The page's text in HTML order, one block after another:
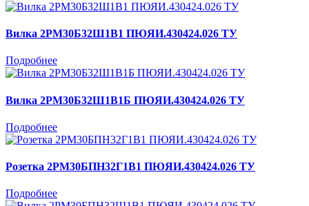
Вилка 2РМ30Б32Ш1В1 ПЮЯИ.430424.026 ТУ
Подробнее
Вилка 2РМ30Б32Ш1В1Б ПЮЯИ.430424.026 ТУ
Подробнее
Розетка 2РМ30БПН32Г1В1 ПЮЯИ.430424.026 ТУ
Подробнее